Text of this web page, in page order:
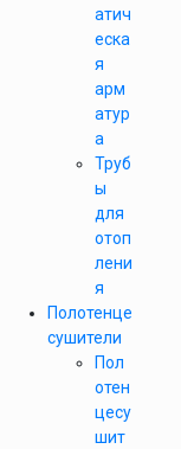
атич
еска
я
арм
атур
а
Труб
ы
для
отоп
лени
я
Полотенце
сушители
Пол
отен
цесу
шит